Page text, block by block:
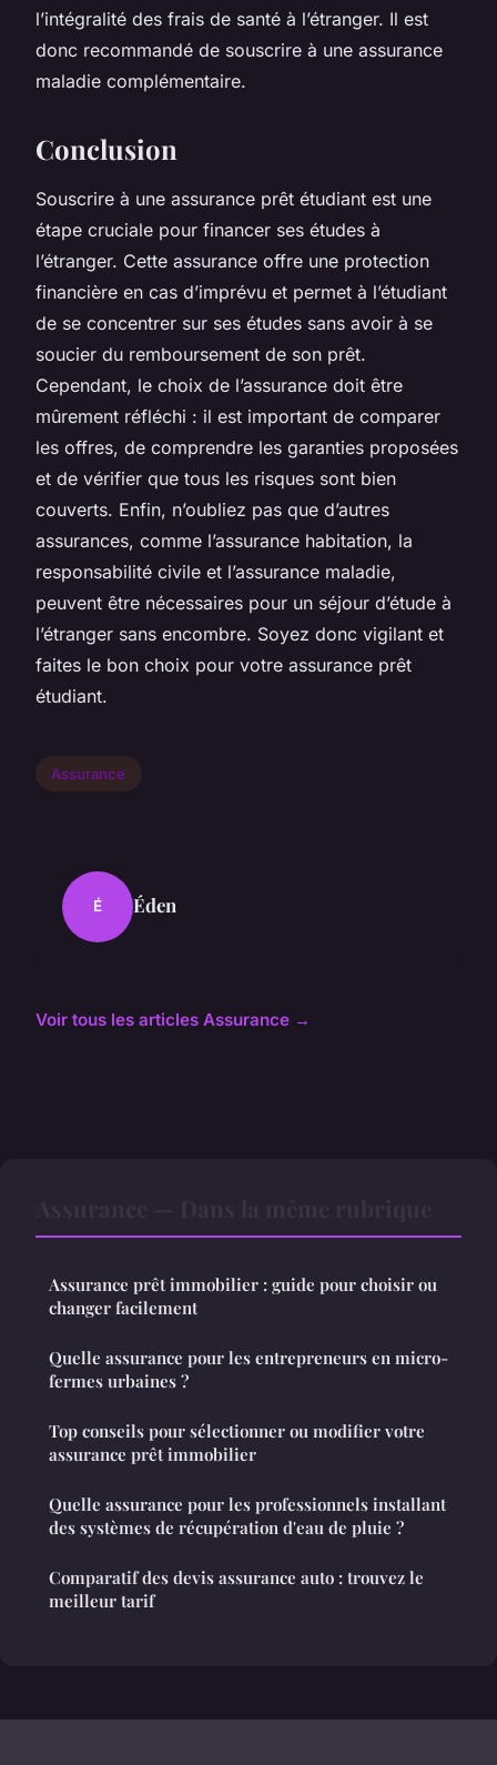
l’intégralité des frais de santé à l’étranger. Il est
donc recommandé de souscrire à une assurance
maladie complémentaire.
Conclusion
Souscrire à une assurance prêt étudiant est une
étape cruciale pour financer ses études à
l’étranger. Cette assurance offre une protection
financière en cas d’imprévu et permet à l’étudiant
de se concentrer sur ses études sans avoir à se
soucier du remboursement de son prêt.
Cependant, le choix de l’assurance doit être
mûrement réfléchi : il est important de comparer
les offres, de comprendre les garanties proposées
et de vérifier que tous les risques sont bien
couverts. Enfin, n’oubliez pas que d’autres
assurances, comme l’assurance habitation, la
responsabilité civile et l’assurance maladie,
peuvent être nécessaires pour un séjour d’étude à
l’étranger sans encombre. Soyez donc vigilant et
faites le bon choix pour votre assurance prêt
étudiant.
Assurance
É Éden
Voir tous les articles Assurance →
Assurance prêt immobilier : guide pour choisir ou
changer facilement
Quelle assurance pour les entrepreneurs en micro-
fermes urbaines ?
Top conseils pour sélectionner ou modifier votre
assurance prêt immobilier
Quelle assurance pour les professionnels installant
des systèmes de récupération d'eau de pluie ?
Comparatif des devis assurance auto : trouvez le
meilleur tarif